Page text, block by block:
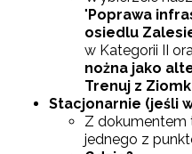
"Poprawa
osiedlu
w Kategorii II
nożna jako
Trenuj z
Stacjonarnie (jeśli
Z dokumentem
jednego z